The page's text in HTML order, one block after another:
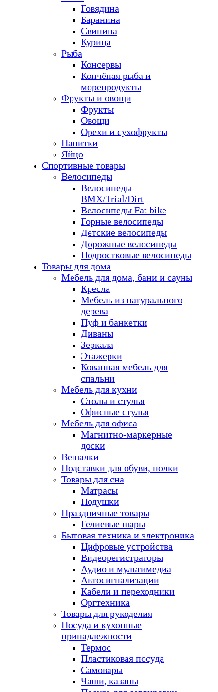
Говядина
Баранина
Свинина
Курица
Рыба
Консервы
Копчёная рыба и
морепродукты
Фрукты и овощи
Фрукты
Овощи
Орехи и сухофрукты
Напитки
Яйцо
Спортивные товары
Велосипеды
Велосипеды
BMX/Trial/Dirt
Велосипеды Fat bike
Горные велосипеды
Детские велосипеды
Дорожные велосипеды
Подростковые велосипеды
Товары для дома
Мебель для дома, бани и сауны
Кресла
Мебель из натурального
дерева
Пуф и банкетки
Диваны
Зеркала
Этажерки
Кованная мебель для
спальни
Мебель для кухни
Столы и стулья
Офисные стулья
Мебель для офиса
Магнитно-маркерные
доски
Вешалки
Подставки для обуви, полки
Товары для сна
Матрасы
Подушки
Праздничные товары
Гелиевые шары
Бытовая техника и электроника
Цифровые устройства
Видеорегистраторы
Аудио и мультимедиа
Автосигнализации
Кабели и переходники
Оргтехника
Товары для рукоделия
Посуда и кухонные
принадлежности
Термос
Пластиковая посуда
Самовары
Чаши, казаны